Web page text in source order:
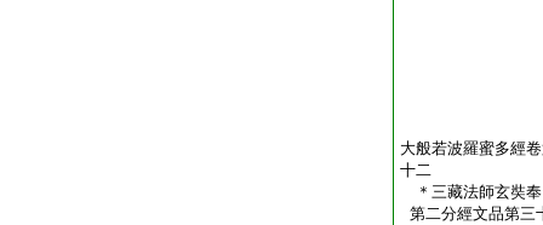
大般若波羅蜜多經
十二
＊三藏法師玄
第二分經文品第三